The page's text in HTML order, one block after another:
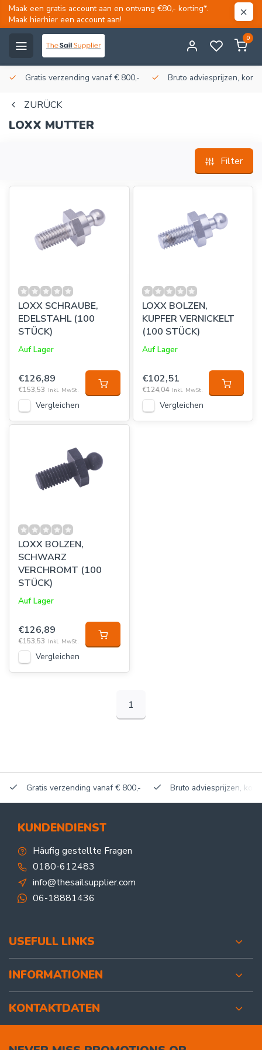
Maak een gratis account aan en ontvang €80,- korting*.
Maak hierhier een account aan!
0
Gratis verzending vanaf € 800,- Bruto adviesprijzen,
ZURÜCK
LOXX MUTTER
Filter
LOXX SCHRAUBE,
EDELSTAHL (100
STÜCK)
Auf Lager
€126,89
€153,53 Inkl. MwSt.
Vergleichen
LOXX BOLZEN,
KUPFER VERNICKELT
(100 STÜCK)
Auf Lager
€102,51
€124,04 Inkl. MwSt.
Vergleichen
LOXX BOLZEN,
SCHWARZ
VERCHROMT (100
STÜCK)
Auf Lager
€126,89
€153,53 Inkl. MwSt.
Vergleichen
1
Gratis verzending vanaf € 800,- Bruto adviesprijzen,
KUNDENDIENST
Häufig gestellte Fragen
0180-612483
info@thesailsupplier.com
06-18881436
USEFULL LINKS
INFORMATIONEN
KONTAKTDATEN